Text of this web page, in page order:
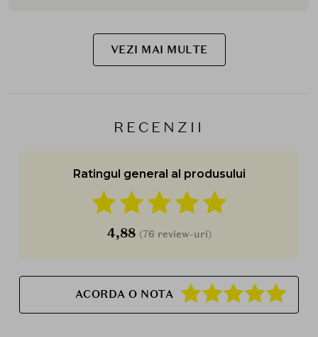
VEZI MAI MULTE
RECENZII
Ratingul general al produsului
4,88 (76 review-uri)
ACORDA O NOTA